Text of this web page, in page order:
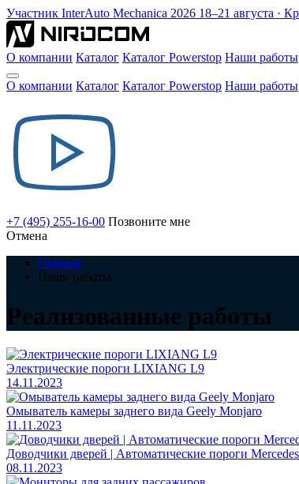
Участник InterAuto Mechanica 2026 18–21 августа ·
О компании Каталог Каталог Powerstop Наши работы
О компании Каталог Каталог Powerstop Наши работы
+7 (495) 255-16-00 Позвоните мне
Отмена
Главная
Наши работы
Реализованные работы
Электрические пороги LIXIANG L9
14.11.2023
Омыватель камеры заднего вида Geely Monjaro
11.11.2023
Доводчики дверей | Автоматические пороги
08.11.2023